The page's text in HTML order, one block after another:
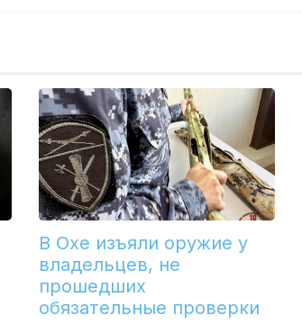
В Охе изъяли оружие у
владельцев, не
прошедших
обязательные проверки